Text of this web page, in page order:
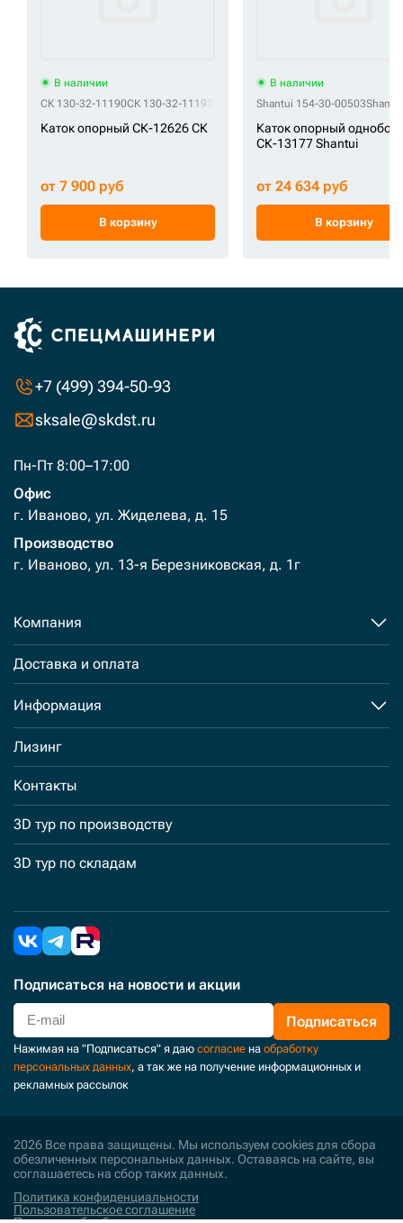
В наличии
СК 130-32-11190СК 130-32-11191 СК 130-803-7190 СК 135-32-11191СК
Каток опорный СК-12626 СК
от 7 900 руб
В корзину
В наличии
Shantui 154-30-00503
Каток опорный
СК-13177 Shantui
от 24 634 руб
В корзину
+7 (499) 394-50-93
sksale@skdst.ru
Пн-Пт 8:00–17:00
Офис
г. Иваново, ул. Жиделева, д. 15
Производство
г. Иваново, ул. 13-я Березниковская, д. 1г
Компания
Доставка и оплата
Информация
Лизинг
Контакты
3D тур по производству
3D тур по складам
Подписаться на новости и акции
Подписаться
Нажимая на "Подписаться" я даю согласие на обработку
персональных данных, а так же на получение информационных и
рекламных рассылок
2026 Все права защищены. Мы используем cookies для сбора
обезличенных персональных данных. Оставаясь на сайте, вы
соглашаетесь на сбор таких данных.
Политика конфиденциальности
Пользовательское соглашение